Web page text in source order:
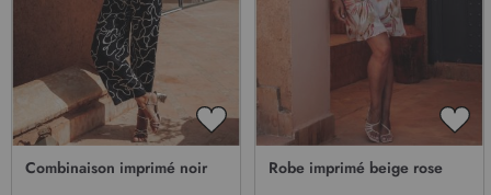
AJOUTER
Combinaison imprimé noir Robe imprimé beige rose